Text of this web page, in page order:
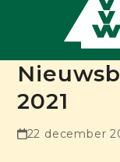
2021
22 december